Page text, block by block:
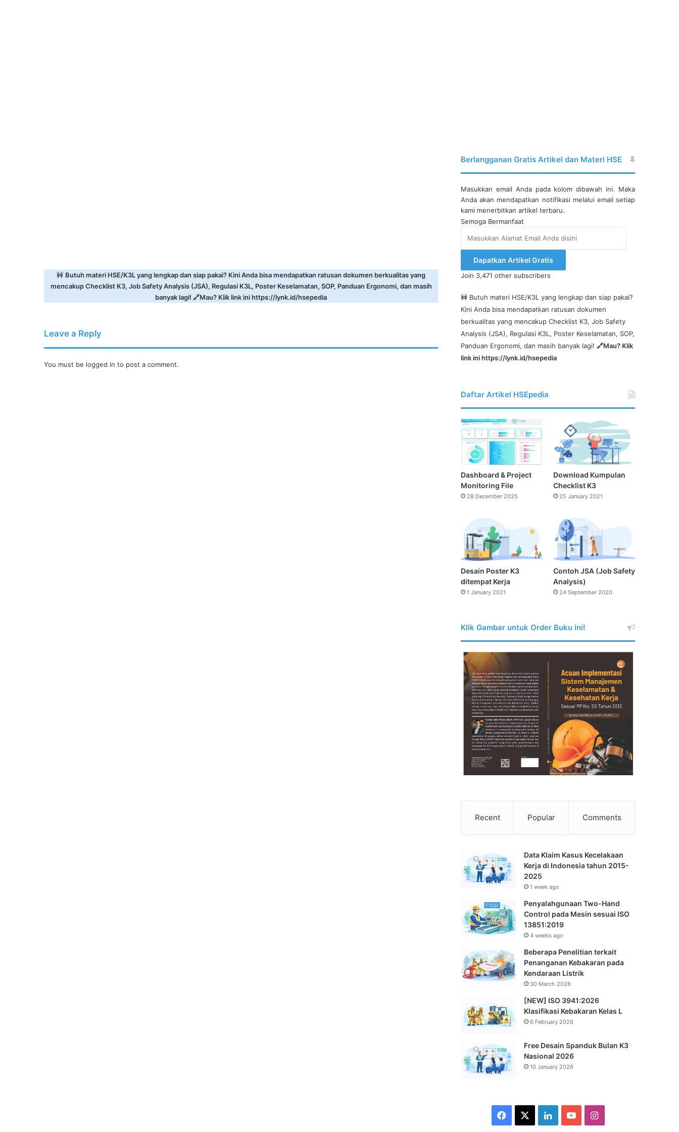
🚧 Butuh materi HSE/K3L yang lengkap dan siap pakai? Kini Anda bisa mendapatkan ratusan dokumen berkualitas yang
mencakup Checklist K3, Job Safety Analysis (JSA), Regulasi K3L, Poster Keselamatan, SOP, Panduan Ergonomi, dan masih
banyak lagi! 🔗Mau? Klik link inihttps://lynk.id/hsepedia
Leave a Reply
You must be logged in to post a comment.
Berlangganan Gratis Artikel dan Materi HSE
Masukkan email Anda pada kolom dibawah ini. Maka
Anda akan mendapatkan notifikasi melalui email setiap
kami menerbitkan artikel terbaru.
Semoga Bermanfaat
Alamat
Anda
disini
Dapatkan Artikel Gratis
Join 3,471 other subscribers
🚧 Butuh materi HSE/K3L yang lengkap dan siap pakai?
Kini Anda bisa mendapatkan ratusan dokumen
berkualitas yang mencakup Checklist K3, Job Safety
Analysis (JSA), Regulasi K3L, Poster Keselamatan, SOP,
Panduan Ergonomi, dan masih banyak lagi!🔗Mau? Klik
link inihttps://lynk.id/hsepedia
Daftar Artikel HSEpedia
Dashboard & Project
Monitoring File
28 December 2025
Download Kumpulan
Checklist K3
25 January 2021
Desain Poster K3
ditempat Kerja
1 January 2021
Contoh JSA (Job Safety
Analysis)
24 September 2020
Klik Gambar untuk Order Buku ini!
Recent Popular Comments
Data Klaim Kasus Kecelakaan
Kerja di Indonesia tahun 2015-
2025
1 week ago
Penyalahgunaan Two-Hand
Control pada Mesin sesuai ISO
13851:2019
4 weeks ago
Beberapa Penelitian terkait
Penanganan Kebakaran pada
Kendaraan Listrik
30 March 2026
[NEW] ISO 3941:2026
Klasifikasi Kebakaran Kelas L
6 February 2026
Free Desain Spanduk Bulan K3
Nasional 2026
10 January 2026
Facebook LinkedInYouTubeInstagram